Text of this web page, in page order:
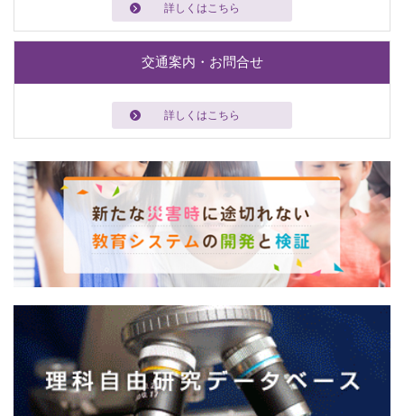
詳しくはこちら
交通案内・お問合せ
詳しくはこちら